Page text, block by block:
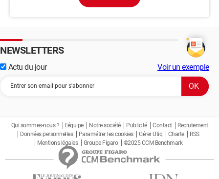
NEWSLETTERS
Actu du jour Voir un exemple
Qui sommes-nous ? L'équipe Notre société Publicité Contact
Recrutement
Données personnelles
Paramétrer les cookies Gérer Utiq Charte
RSS
Mentions légales
Groupe Figaro ©2025 CCM Benchmark